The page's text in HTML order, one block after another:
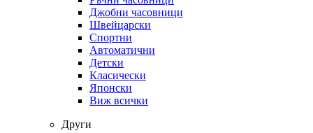
Джобни часовници
Швейцарски
Спортни
Автоматични
Детски
Класически
Японски
Виж всички
Други